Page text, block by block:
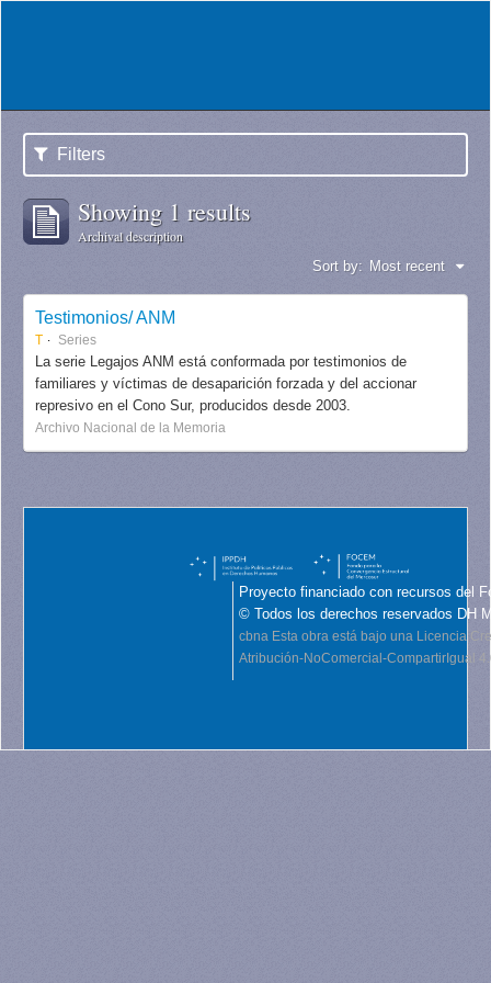
Filters
Showing 1 results
Archival description
Sort by: Most recent
Testimonios/ ANM
T Series
La serie Legajos ANM está conformada por testimonios de
familiares y víctimas de desaparición forzada y del accionar
represivo en el Cono Sur, producidos desde 2003.
Archivo Nacional de la Memoria
Proyecto financiado con recursos del
© Todos los derechos reservados DH
cbna Esta obra está bajo una Licencia
Atribución-NoComercial-CompartirIgual